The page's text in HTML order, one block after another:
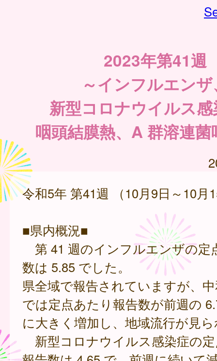
2023年第41週
～インフルエン
新型コロナウイルス
咽頭結膜熱、A 群溶連菌
令和5年 第41週 （10月9日～10月
■県内概況■
第 41 週のインフルエンザの定
数は 5.85 でした。
県全域で報告されていますが、
では定点あたり報告数が前週の
に大きく増加し、地域流行が見
新型コロナウイルス感染症の